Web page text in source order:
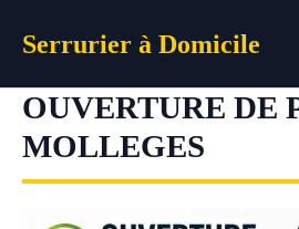
Serrurier à Domicile
OUVERTURE DE
MOLLEGES